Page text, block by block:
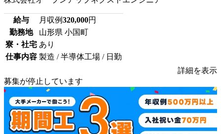
給与 月収例320,000円
勤務地
山形県 小国町
寮・社宅 あり
仕事内容 製造 / 半導体工場 / 日勤
詳細を表示
募集が停止しています